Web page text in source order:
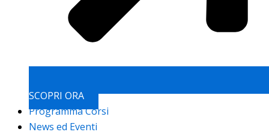
SCOPRI ORA
Programma Corsi
News ed Eventi